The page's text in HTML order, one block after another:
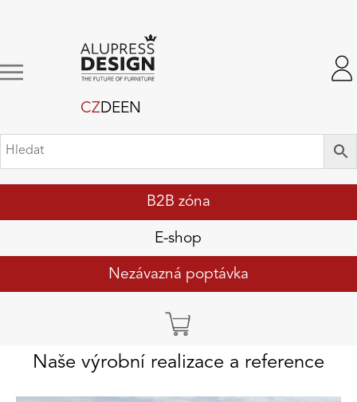
B2B zóna
E-shop
Nezávazná poptávka
CZDEEN
Naše výrobní realizace a reference